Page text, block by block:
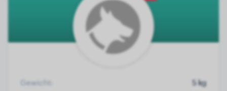
Gewicht:
5 kg